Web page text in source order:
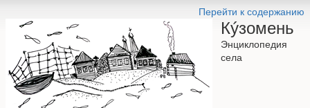
Перейти к содержанию
Кýзомень
Энциклопедия
села